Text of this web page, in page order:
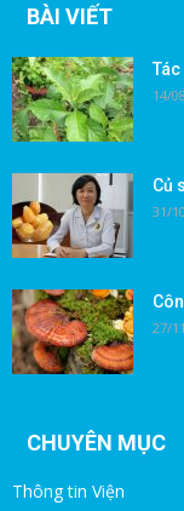
BÀI VIẾT
14/
Củ
31/
27/
CHUYÊN MỤC
Thông tin Viện